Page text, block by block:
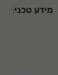
מידע טכני: